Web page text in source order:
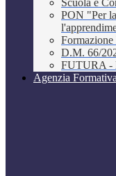
PON "Per
Formazione
D.M. 66/
FUTURA -
Agenzia Formativa